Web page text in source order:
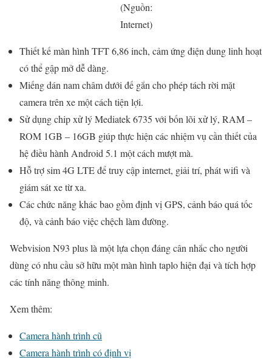
(Nguồn:
Internet)
Thiết kế màn hình TFT 6,86 inch, cảm ứng điện dung linh hoạt
có thể gập mở dễ dàng.
Miếng dán nam châm dưới đế gắn cho phép tách rời mặt
camera trên xe một cách tiện lợi.
Sử dụng chip xử lý Mediatek 6735 với bốn lõi xử lý, RAM –
ROM 1GB – 16GB giúp thực hiện các nhiệm vụ cần thiết của
hệ điều hành Android 5.1 một cách mượt mà.
Hỗ trợ sim 4G LTE để truy cập internet, giải trí, phát wifi và
giám sát xe từ xa.
Các chức năng khác bao gồm định vị GPS, cảnh báo quá tốc
độ, và cảnh báo việc chệch làm đường.
Webvision N93 plus là một lựa chọn đáng cân nhắc cho người
dùng có nhu cầu sở hữu một màn hình taplo hiện đại và tích hợp
các tính năng thông minh.
Xem thêm:
Camera hành trình cũ
Camera hành trình có định vị